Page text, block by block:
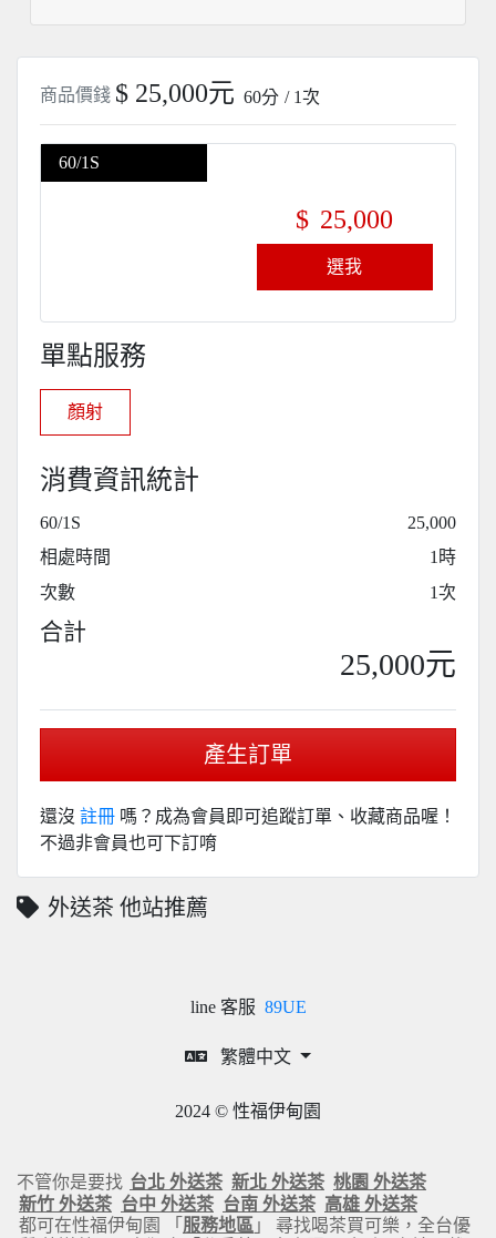
商品價錢 $ 25,000元 60分 / 1次
60/1S
$ 25,000
選我
單點服務
顏射
消費資訊統計
60/1S
25,000
相處時間
1時
次數
1次
合計
25,000元
產生訂單
還沒 註冊 嗎？成為會員即可追蹤訂單、收藏商品喔！
不過非會員也可下訂唷
外送茶 他站推薦
line 客服 89UE
繁體中文
2024 © 性福伊甸園
不管你是要找 台北 外送茶 新北 外送茶 桃園 外送茶
新竹 外送茶 台中 外送茶 台南 外送茶 高雄 外送茶
都可在性福伊甸園 「 服務地區 」 尋找喝茶買可樂，全台優